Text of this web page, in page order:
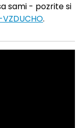
sami - pozrite si
.